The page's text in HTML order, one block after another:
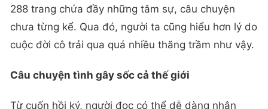
288 trang chứa đầy những tâm sự, câu chuyện
chưa từng kể. Qua đó, người ta cũng hiểu hơn lý do
cuộc đời cô trải qua quá nhiều thăng trầm như vậy.
Câu chuyện tình gây sốc cả thế giới
Từ cuốn hồi ký, người đọc có thể dễ dàng nhận